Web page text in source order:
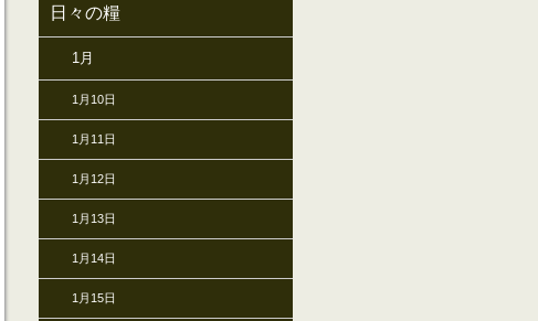
日々の糧
1月
1月10日
1月11日
1月12日
1月13日
1月14日
1月15日